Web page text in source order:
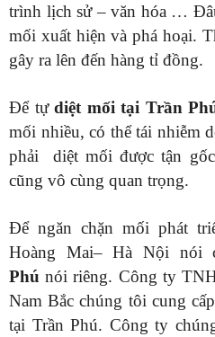
trình lịch sử – văn hóa …
mối xuất hiện và phá hoại.
gây ra lên đến hàng tỉ đồng.
Để tựdiệt mối tại Trần
mối nhiều, có thể tái nhiễm
phải diệt mối được tận
cũng vô cùng quan trọng.
Để ngăn chặn mối phát
Hoàng Mai– Hà Nội nói
Phú nói riêng. Công ty
Nam Bắc chúng tôi cung
tại Trần Phú. Công ty